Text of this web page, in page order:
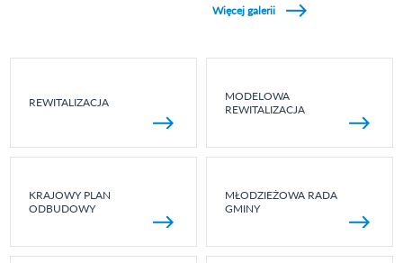
Więcej galerii
REWITALIZACJA
MODELOWA
REWITALIZACJA
KRAJOWY PLAN
ODBUDOWY
MŁODZIEŻOWA RADA
GMINY